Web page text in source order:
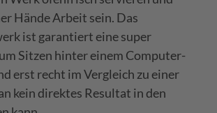
Hände Arbeit sein. Das
ist garantiert eine super
Sitzen hinter einem Computer-
erst recht im Vergleich zu einer
kein direktes Resultat in den